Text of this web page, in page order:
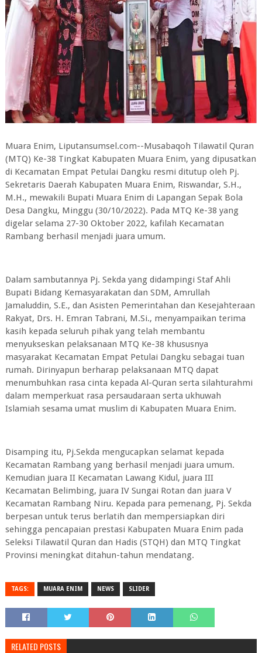
Muara Enim, Liputansumsel.com--Musabaqoh Tilawatil Quran
(MTQ) Ke-38 Tingkat Kabupaten Muara Enim, yang dipusatkan
di Kecamatan Empat Petulai Dangku resmi ditutup oleh Pj.
Sekretaris Daerah Kabupaten Muara Enim, Riswandar, S.H.,
M.H., mewakili Bupati Muara Enim di Lapangan Sepak Bola
Desa Dangku, Minggu (30/10/2022). Pada MTQ Ke-38 yang
digelar selama 27-30 Oktober 2022, kafilah Kecamatan
Rambang berhasil menjadi juara umum.
Dalam sambutannya Pj. Sekda yang didampingi Staf Ahli
Bupati Bidang Kemasyarakatan dan SDM, Amrullah
Jamaluddin, S.E., dan Asisten Pemerintahan dan Kesejahteraan
Rakyat, Drs. H. Emran Tabrani, M.Si., menyampaikan terima
kasih kepada seluruh pihak yang telah membantu
menyukseskan pelaksanaan MTQ Ke-38 khususnya
masyarakat Kecamatan Empat Petulai Dangku sebagai tuan
rumah. Dirinyapun berharap pelaksanaan MTQ dapat
menumbuhkan rasa cinta kepada Al-Quran serta silahturahmi
dalam memperkuat rasa persaudaraan serta ukhuwah
Islamiah sesama umat muslim di Kabupaten Muara Enim.
Disamping itu, Pj.Sekda mengucapkan selamat kepada
Kecamatan Rambang yang berhasil menjadi juara umum.
Kemudian juara II Kecamatan Lawang Kidul, juara III
Kecamatan Belimbing, juara IV Sungai Rotan dan juara V
Kecamatan Rambang Niru. Kepada para pemenang, Pj. Sekda
berpesan untuk terus berlatih dan mempersiapkan diri
sehingga pencapaian prestasi Kabupaten Muara Enim pada
Seleksi Tilawatil Quran dan Hadis (STQH) dan MTQ Tingkat
Provinsi meningkat ditahun-tahun mendatang.
TAGS: MUARA ENIM NEWS SLIDER
RELATED POSTS